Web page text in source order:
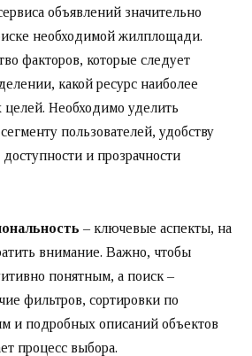
объявлений значительно
необходимой жилплощади.
факторов, которые следует
какой ресурс наиболее
Необходимо уделить
пользователей, удобству
и прозрачности
– ключевые аспекты, на
внимание. Важно, чтобы
понятным, а поиск –
фильтров, сортировки по
и подробных описаний объектов
процесс выбора.